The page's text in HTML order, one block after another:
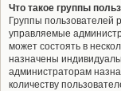
Что такое группы
Группы пользователей
управляемые
может состоять в
назначены
администраторам
количеству